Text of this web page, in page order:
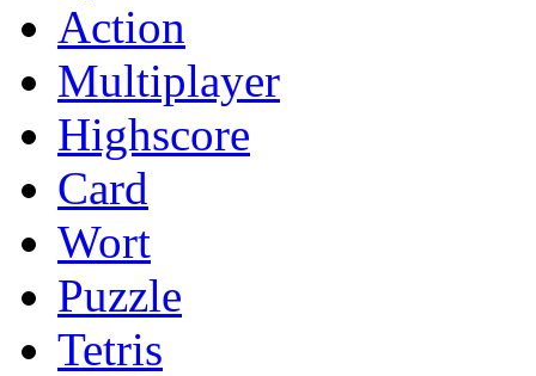
Action
Multiplayer
Highscore
Card
Wort
Puzzle
Tetris